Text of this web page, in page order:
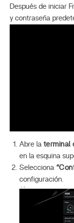
Después de iniciar
y contraseña
Abre la terminal
en la esquina
Selecciona
configuración.